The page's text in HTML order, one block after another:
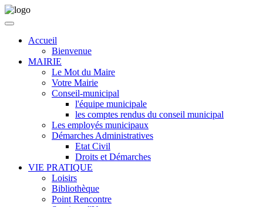
Accueil
Bienvenue
MAIRIE
Le Mot du Maire
Votre Mairie
Conseil-municipal
l'équipe municipale
les comptes rendus du conseil municipal
Les employés municipaux
Démarches Administratives
Etat Civil
Droits et Démarches
VIE PRATIQUE
Loisirs
Bibliothèque
Point Rencontre